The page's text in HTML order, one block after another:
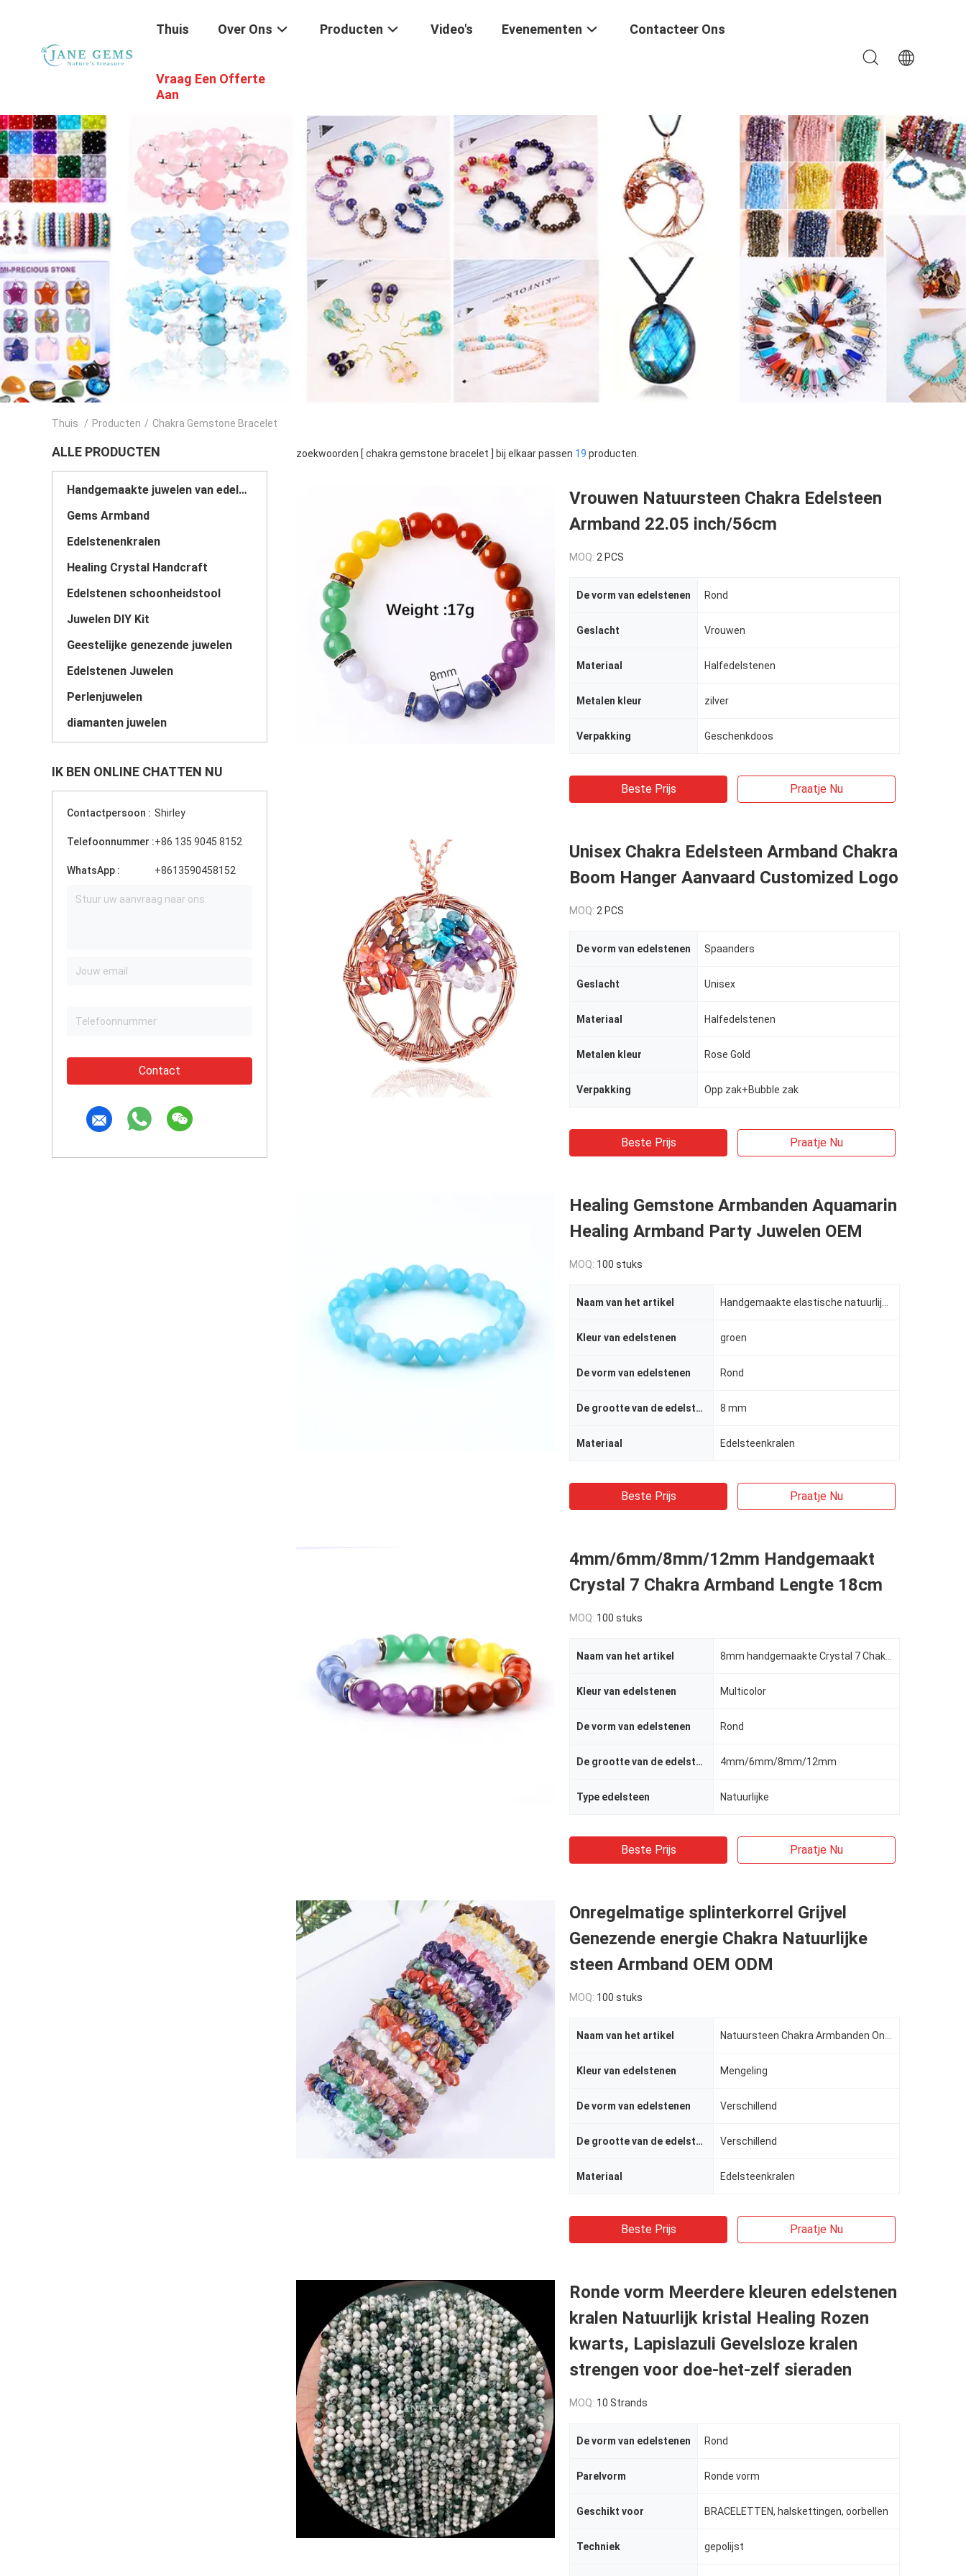
Thuis Over Ons Producten Video's Evenementen Contacteer Ons
Vraag Een Offerte
Aan
Thuis / Producten / Chakra Gemstone Bracelet
ALLE PRODUCTEN
Handgemaakte juwelen van edelstenen
Gems Armband
Edelstenenkralen
Healing Crystal Handcraft
Edelstenen schoonheidstool
Juwelen DIY Kit
Geestelijke genezende juwelen
Edelstenen Juwelen
Perlenjuwelen
diamanten juwelen
IK BEN ONLINE CHATTEN NU
Contactpersoon : Shirley
Telefoonnummer :+86 135 9045 8152
WhatsApp : +8613590458152
Contact
zoekwoorden [ chakra gemstone bracelet ] bij elkaar passen 19 producten.
Vrouwen Natuursteen Chakra Edelsteen
Armband 22.05 inch/56cm
MOQ: 2 PCS
De vorm van edelstenen Rond
Geslacht Vrouwen
Materiaal Halfedelstenen
Metalen kleur zilver
Verpakking Geschenkdoos
Beste Prijs Praatje Nu
Unisex Chakra Edelsteen Armband Chakra
Boom Hanger Aanvaard Customized Logo
MOQ: 2 PCS
De vorm van edelstenen Spaanders
Geslacht Unisex
Materiaal Halfedelstenen
Metalen kleur Rose Gold
Verpakking Opp zak+Bubble zak
Beste Prijs Praatje Nu
Healing Gemstone Armbanden Aquamarin
Healing Armband Party Juwelen OEM
MOQ: 100 stuks
Naam van het artikel
Kleur van edelstenen groen
De vorm van edelstenen Rond
De grootte van de edelsteen 8 mm
Materiaal Edelsteenkralen
Beste Prijs Praatje Nu
4mm/6mm/8mm/12mm Handgemaakt
Crystal 7 Chakra Armband Lengte 18cm
MOQ: 100 stuks
Naam van het artikel
Kleur van edelstenen Multicolor
De vorm van edelstenen Rond
De grootte van de edelsteen 4mm/6mm/8mm/12mm
Type edelsteen Natuurlijke
Beste Prijs Praatje Nu
Onregelmatige splinterkorrel Grijvel
Genezende energie Chakra Natuurlijke
steen Armband OEM ODM
MOQ: 100 stuks
Naam van het artikel
Kleur van edelstenen Mengeling
De vorm van edelstenen Verschillend
De grootte van de edelsteen Verschillend
Materiaal Edelsteenkralen
Beste Prijs Praatje Nu
Ronde vorm Meerdere kleuren edelstenen
kralen Natuurlijk kristal Healing Rozen
kwarts, Lapislazuli Gevelsloze kralen
strengen voor doe-het-zelf sieraden
MOQ: 10 Strands
De vorm van edelstenen Rond
Parelvorm Ronde vorm
Geschikt voor BRACELETTEN, halskettingen, oorbellen
Techniek gepolijst